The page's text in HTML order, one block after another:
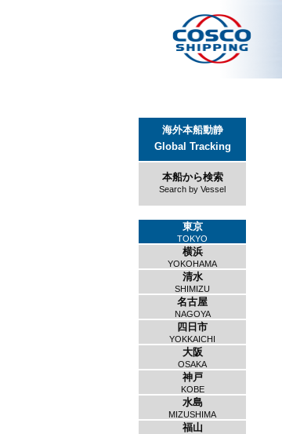
海外本船動静
Global Tracking
本船から検索
Search by Vessel
東京
TOKYO
横浜
YOKOHAMA
清水
SHIMIZU
名古屋
NAGOYA
四日市
YOKKAICHI
大阪
OSAKA
神戸
KOBE
水島
MIZUSHIMA
福山